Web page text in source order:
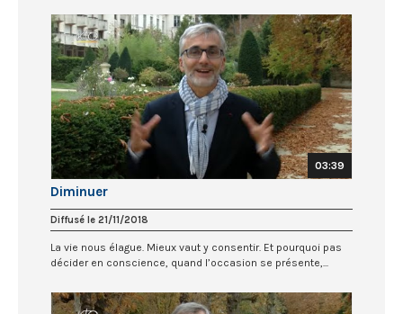
03:39
Diminuer
Diffusé le 21/11/2018
La vie nous élague. Mieux vaut y consentir. Et pourquoi pas
décider en conscience, quand l’occasion se présente,...